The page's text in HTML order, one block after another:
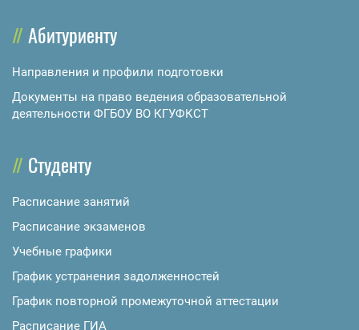
Абитуриенту
Направления и профили подготовки
Документы на право ведения образовательной
деятельности ФГБОУ ВО КГУФКСТ
Студенту
Расписание занятий
Расписание экзаменов
Учебные графики
График устранения задолженностей
График повторной промежуточной аттестации
Расписание ГИА